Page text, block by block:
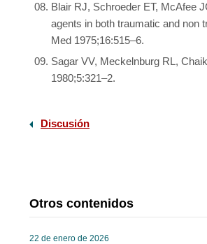
Blair RJ, Schroeder ET, McAfee
agents in both traumatic and non
Med 1975;16:515–6.
Sagar VV, Meckelnburg RL,
1980;5:321–2.
Discusión
Otros contenidos
22 de enero de 2026